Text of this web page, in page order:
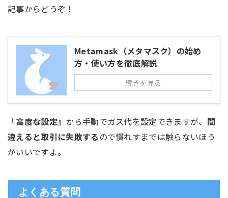
記事からどうぞ！
Metamask（メタマスク）の始め
方・使い方を徹底解説
続きを見る
『高度な設定』 から手動でガス代を設定できますが、 間
違えると取引に失敗するので慣れすまでは触らないほう
がいいですよ。
よくある質問